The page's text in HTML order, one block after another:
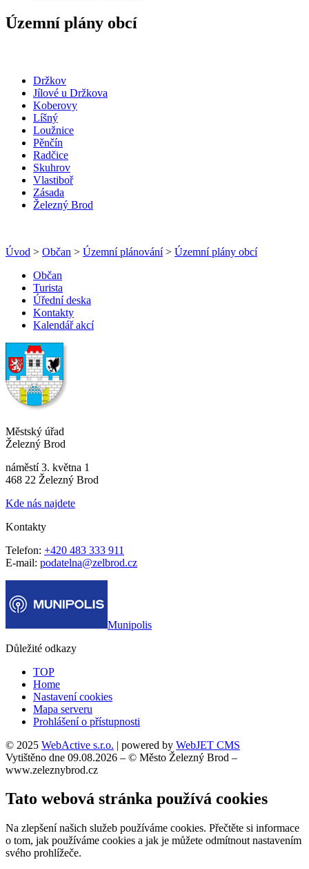
Územní plány obcí
Držkov
Jílové u Držkova
Koberovy
Líšný
Loužnice
Pěnčín
Radčice
Skuhrov
Vlastiboř
Zásada
Železný Brod
Úvod > Občan > Územní plánování> Územní plány obcí
Občan
Turista
Úřední deska
Kontakty
Kalendář akcí
Městský úřad
Železný Brod
náměstí 3. května 1
468 22 Železný Brod
Kde nás najdete
Kontakty
Telefon: +420 483 333 911
E-mail: podatelna@zelbrod.cz
Munipolis
Důležité odkazy
TOP
Home
Nastavení cookies
Mapa serveru
Prohlášení o přístupnosti
© 2025 WebActive s.r.o. | powered by WebJET CMS
Vytištěno dne 09.08.2026 – © Město Železný Brod –
www.zeleznybrod.cz
Tato webová stránka používá cookies
Na zlepšení našich služeb používáme cookies. Přečtěte si informace
o tom, jak používáme cookies a jak je můžete odmítnout nastavením
svého prohlížeče.